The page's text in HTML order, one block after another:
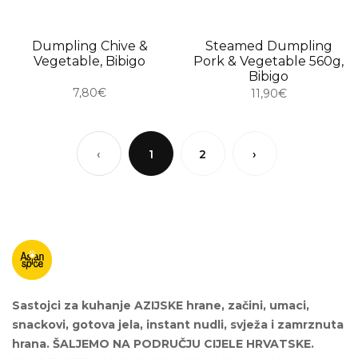
Dumpling Chive &
Vegetable, Bibigo
7,80€
USKORO
Steamed Dumpling
Pork & Vegetable 560g,
Bibigo
11,90€
‹ 1 2 ›
Sastojci za kuhanje AZIJSKE hrane, začini, umaci,
snackovi, gotova jela, instant nudli, svježa i zamrznuta
hrana. ŠALJEMO NA PODRUČJU CIJELE HRVATSKE.